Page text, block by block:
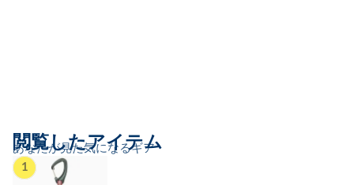
あなたが見た気になるギア
閲覧したアイテム
1